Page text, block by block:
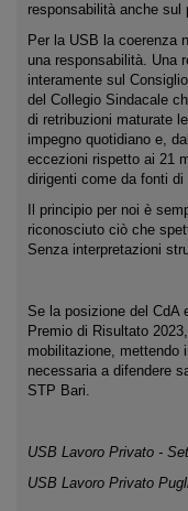
responsabilità anche sul
Per la USB la coerenza
una responsabilità. Una
interamente sul
del Collegio Sindacale
di retribuzioni maturate
impegno quotidiano e,
eccezioni rispetto ai 21
dirigenti come da fonti
Il principio per noi è
riconosciuto ciò che
Senza interpretazioni
Se la posizione del CdA
Premio di Risultato
mobilitazione, mettendo
necessaria a difendere
STP Bari.
USB Lavoro Privato -
USB Lavoro Privato